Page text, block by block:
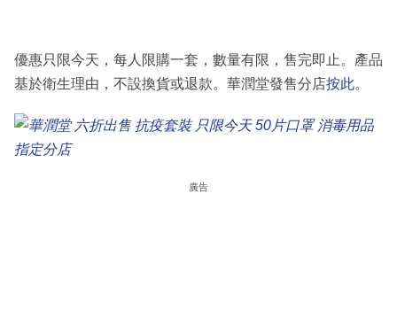
優惠只限今天，每人限購一套，數量有限，售完即止。產品
基於衛生理由，不設換貨或退款。華潤堂發售分店按此。
廣告